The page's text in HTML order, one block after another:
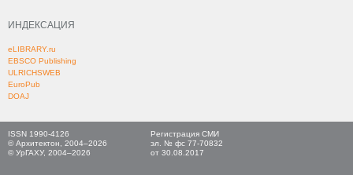
ИНДЕКСАЦИЯ
eLIBRARY.ru
EBSCO Publishing
ULRICHSWEB
EuroPub
DOAJ
ISSN 1990-4126
© Архитектон, 2004–2026
© УрГАХУ, 2004–2026
Регистрация СМИ
эл. № фс 77-70832
от 30.08.2017